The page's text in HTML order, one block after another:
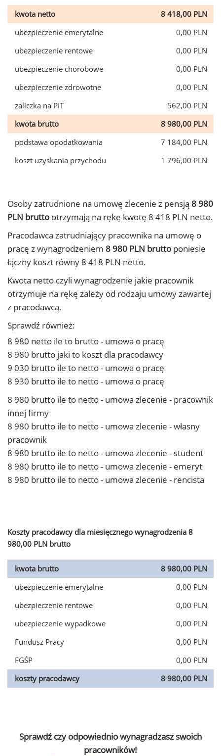
kwota netto
8 418,00 PLN
ubezpieczenie emerytalne
0,00 PLN
ubezpieczenie rentowe
0,00 PLN
ubezpieczenie chorobowe
0,00 PLN
ubezpieczenie zdrowotne
0,00 PLN
zaliczka na PIT
562,00 PLN
kwota brutto
8 980,00 PLN
podstawa opodatkowania
7 184,00 PLN
koszt uzyskania przychodu
1 796,00 PLN
Osoby zatrudnione na umowę zlecenie z pensją 8 980
PLN brutto otrzymają na rękę kwotę 8 418 PLN netto.
Pracodawca zatrudniający pracownika na umowę o
pracę z wynagrodzeniem 8 980 PLN brutto poniesie
łączny koszt równy 8 418 PLN netto.
Kwota netto czyli wynagrodzenie jakie pracownik
otrzymuje na rękę zależy od rodzaju umowy zawartej
z pracodawcą.
Sprawdź również:
8 980 netto ile to brutto - umowa o pracę
8 980 brutto jaki to koszt dla pracodawcy
9 030 brutto ile to netto - umowa o pracę
8 930 brutto ile to netto - umowa o pracę
8 980 brutto ile to netto - umowa zlecenie - pracownik
innej firmy
8 980 brutto ile to netto - umowa zlecenie - własny
pracownik
8 980 brutto ile to netto - umowa zlecenie - student
8 980 brutto ile to netto - umowa zlecenie - emeryt
8 980 brutto ile to netto - umowa zlecenie - rencista
Koszty pracodawcy dla miesięcznego wynagrodzenia 8
980,00 PLN brutto
kwota brutto
8 980,00 PLN
ubezpieczenie emerytalne
0,00 PLN
ubezpieczenie rentowe
0,00 PLN
ubezpieczenie wypadkowe
0,00 PLN
Fundusz Pracy
0,00 PLN
FGŚP
0,00 PLN
koszty pracodawcy
8 980,00 PLN
Sprawdź czy odpowiednio wynagradzasz swoich
pracowników!